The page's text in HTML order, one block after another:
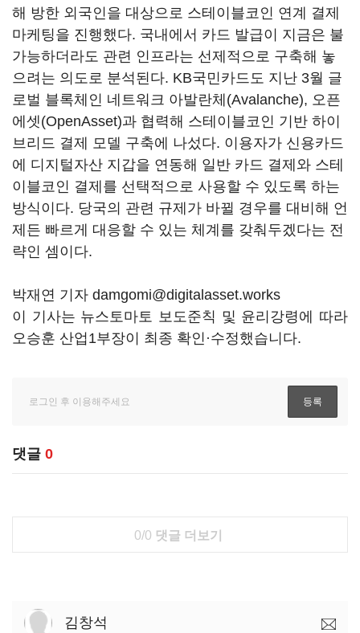
해 방한 외국인을 대상으로 스테이블코인 연계 결제
마케팅을 진행했다. 국내에서 카드 발급이 지금은 불
가능하더라도 관련 인프라는 선제적으로 구축해 놓
으려는 의도로 분석된다. KB국민카드도 지난 3월 글
로벌 블록체인 네트워크 아발란체(Avalanche), 오픈
에셋(OpenAsset)과 협력해 스테이블코인 기반 하이
브리드 결제 모델 구축에 나섰다. 이용자가 신용카드
에 디지털자산 지갑을 연동해 일반 카드 결제와 스테
이블코인 결제를 선택적으로 사용할 수 있도록 하는
방식이다. 당국의 관련 규제가 바뀔 경우를 대비해 언
제든 빠르게 대응할 수 있는 체계를 갖춰두겠다는 전
략인 셈이다.
박재연 기자 damgomi@digitalasset.works
이 기사는 뉴스토마토 보도준칙 및 윤리강령에 따라
오승훈 산업1부장이 최종 확인·수정했습니다.
댓글 0
0/0 댓글 더보기
김창석